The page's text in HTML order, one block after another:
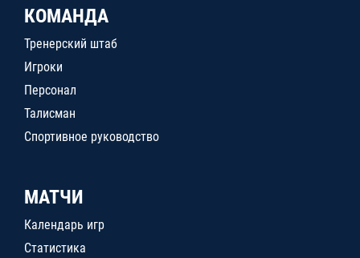
КОМАНДА
Тренерский штаб
Игроки
Персонал
Талисман
Спортивное руководство
МАТЧИ
Календарь игр
Статистика